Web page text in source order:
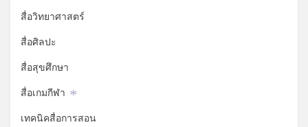
สื่อวิทยาศาสตร์
สื่อศิลปะ
สื่อสุขศึกษา
สื่อเกมกีฬา
เทคนิคสื่อการสอน